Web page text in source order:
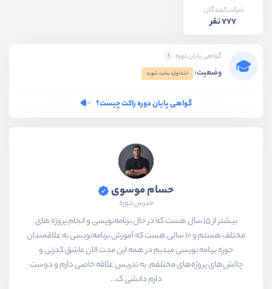
شرکت‌کنندگان:
777 نفر
گواهی پایان دوره
وضعیت: ابتدا وارد سایت شوید
گواهی پایان دوره راکت چیست؟
حسام موسوی
مدرس دوره
بیشتر از ۱۵ سال هست که در حال برنامه‌نویسی و انجام پروژه های
مختلف هستم و ۱۰ سالی هست که آموزش برنامه‌نویسی به علاقمندان
حوزه برنامه نویسی میدیم در همه این مدت الان عاشق کدزنی و
چالش‌های پروژه‌های مختلفم. به تدریس علاقه خاصی دارم و دوست
دارم دانشی ک...